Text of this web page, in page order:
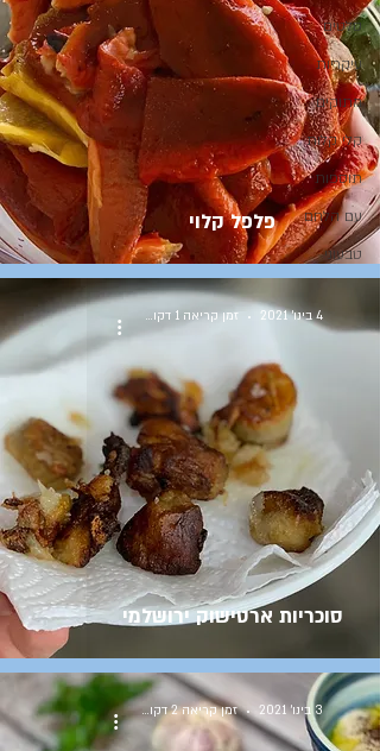
סלטים
עיקריות
מתוקים
קלי קלות
תוספות
עם הלחם
טבעוני
פלפל קלוי
סוכריות ארטישוק ירושלמי
4 בינו׳ 2021 זמן קריאה 1 דקות
3 בינו׳ 2021 זמן קריאה 2 דקות